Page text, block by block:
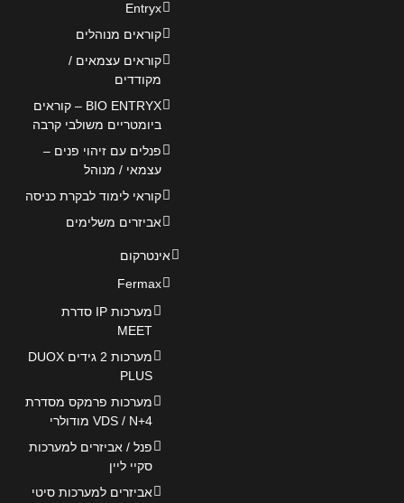
Entryx
קוראים מנוהלים
קוראים עצמאים /
מקודדים
BIO ENTRYX – קוראים
ביומטריים משולבי קרבה
פנלים עם זיהוי פנים –
עצמאי / מנוהל
קוראי לימוד לבקרת כניסה
אביזרים משלימים
אינטרקום
Fermax
מערכות IP סדרת
MEET
מערכות 2 גידים DUOX
PLUS
מערכות פרמקס מסדרת
VDS / N+4 מודולרי
פנל / אביזרים למערכות
סקיי ליין
אביזרים למערכות סיטי